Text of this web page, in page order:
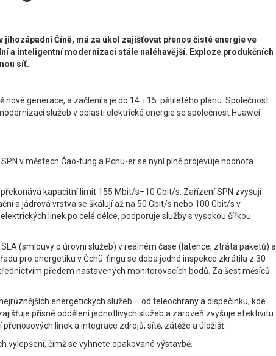
Číně, má za úkol zajišťovat přenos čisté energie ve
a inteligentní modernizaci stále naléhavější. Exploze produkčních
síť.
generace, a začlenila je do 14. i 15. pětiletého plánu. Společnost
služeb v oblasti elektrické energie se společnost Huawei
v městech Čao-tung a Pchu-er se nyní plně projevuje hodnota
kapacitní limit 155 Mbit/s–10 Gbit/s. Zařízení SPN zvyšují
a jádrová vrstva se škálují až na 50 Gbit/s nebo 100 Gbit/s v
linek po celé délce, podporuje služby s vysokou šířkou
(smlouvy o úrovni služeb) v reálném čase (latence, ztráta paketů) a
pro energetiku v Čchü-ťingu se doba jedné inspekce zkrátila z 30
předem nastavených monitorovacích bodů. Za šest měsíců
energetických služeb – od teleochrany a dispečinku, kde
přísné oddělení jednotlivých služeb a zároveň zvyšuje efektivitu
linek a integrace zdrojů, sítě, zátěže a úložišť.
vylepšení, čímž se vyhnete opakované výstavbě.